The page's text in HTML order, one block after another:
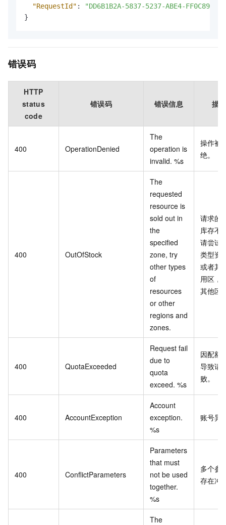
"RequestId" :
"DD6B1B2A-5837-5237-ABE4-
}
错误码
HTTP
status
code
错误码 错误信息 描述
400 OperationDenied
The
operation is
invalid. %s
操作被
绝。
400 OutOfStock
The
requested
resource is
sold out in
the
specified
zone, try
other types
of
resources
or other
regions and
zones.
请求的
库存不
请尝试
类型资
或者其
用区，
其他区
400 QuotaExceeded
Request fail
due to
quota
exceed. %s
因配额
导致请
败。
400 AccountException
Account
exception.
%s
账号异
400 ConflictParameters
Parameters
that must
not be used
together.
%s
多个参
存在冲
The